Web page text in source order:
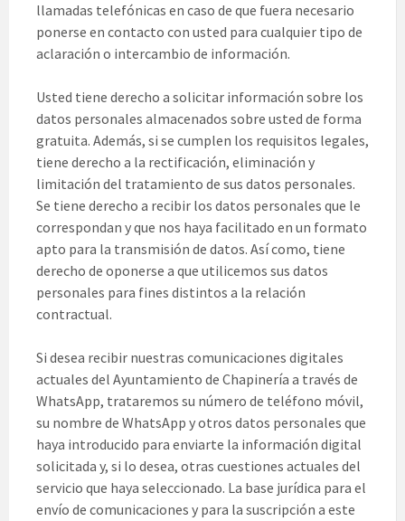
llamadas telefónicas en caso de que fuera necesario
ponerse en contacto con usted para cualquier tipo de
aclaración o intercambio de información.
Usted tiene derecho a solicitar información sobre los
datos personales almacenados sobre usted de forma
gratuita. Además, si se cumplen los requisitos legales,
tiene derecho a la rectificación, eliminación y
limitación del tratamiento de sus datos personales.
Se tiene derecho a recibir los datos personales que le
correspondan y que nos haya facilitado en un formato
apto para la transmisión de datos. Así como, tiene
derecho de oponerse a que utilicemos sus datos
personales para fines distintos a la relación
contractual.
Si desea recibir nuestras comunicaciones digitales
actuales del Ayuntamiento de Chapinería a través de
WhatsApp, trataremos su número de teléfono móvil,
su nombre de WhatsApp y otros datos personales que
haya introducido para enviarte la información digital
solicitada y, si lo desea, otras cuestiones actuales del
servicio que haya seleccionado. La base jurídica para el
envío de comunicaciones y para la suscripción a este